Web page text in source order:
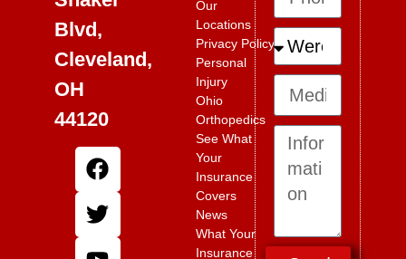
Blvd,
Cleveland,
OH
44120
Our
Locations
Privacy Policy
Personal
Injury
Ohio
Orthopedics
See What
Your
Insurance
Covers
News
What Your
Insurance